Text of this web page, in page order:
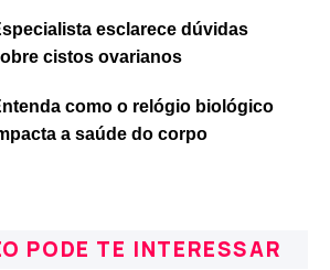
esclarece dúvidas
cistos ovarianos
como o relógio biológico
a saúde do corpo
PODE TE INTERESSAR